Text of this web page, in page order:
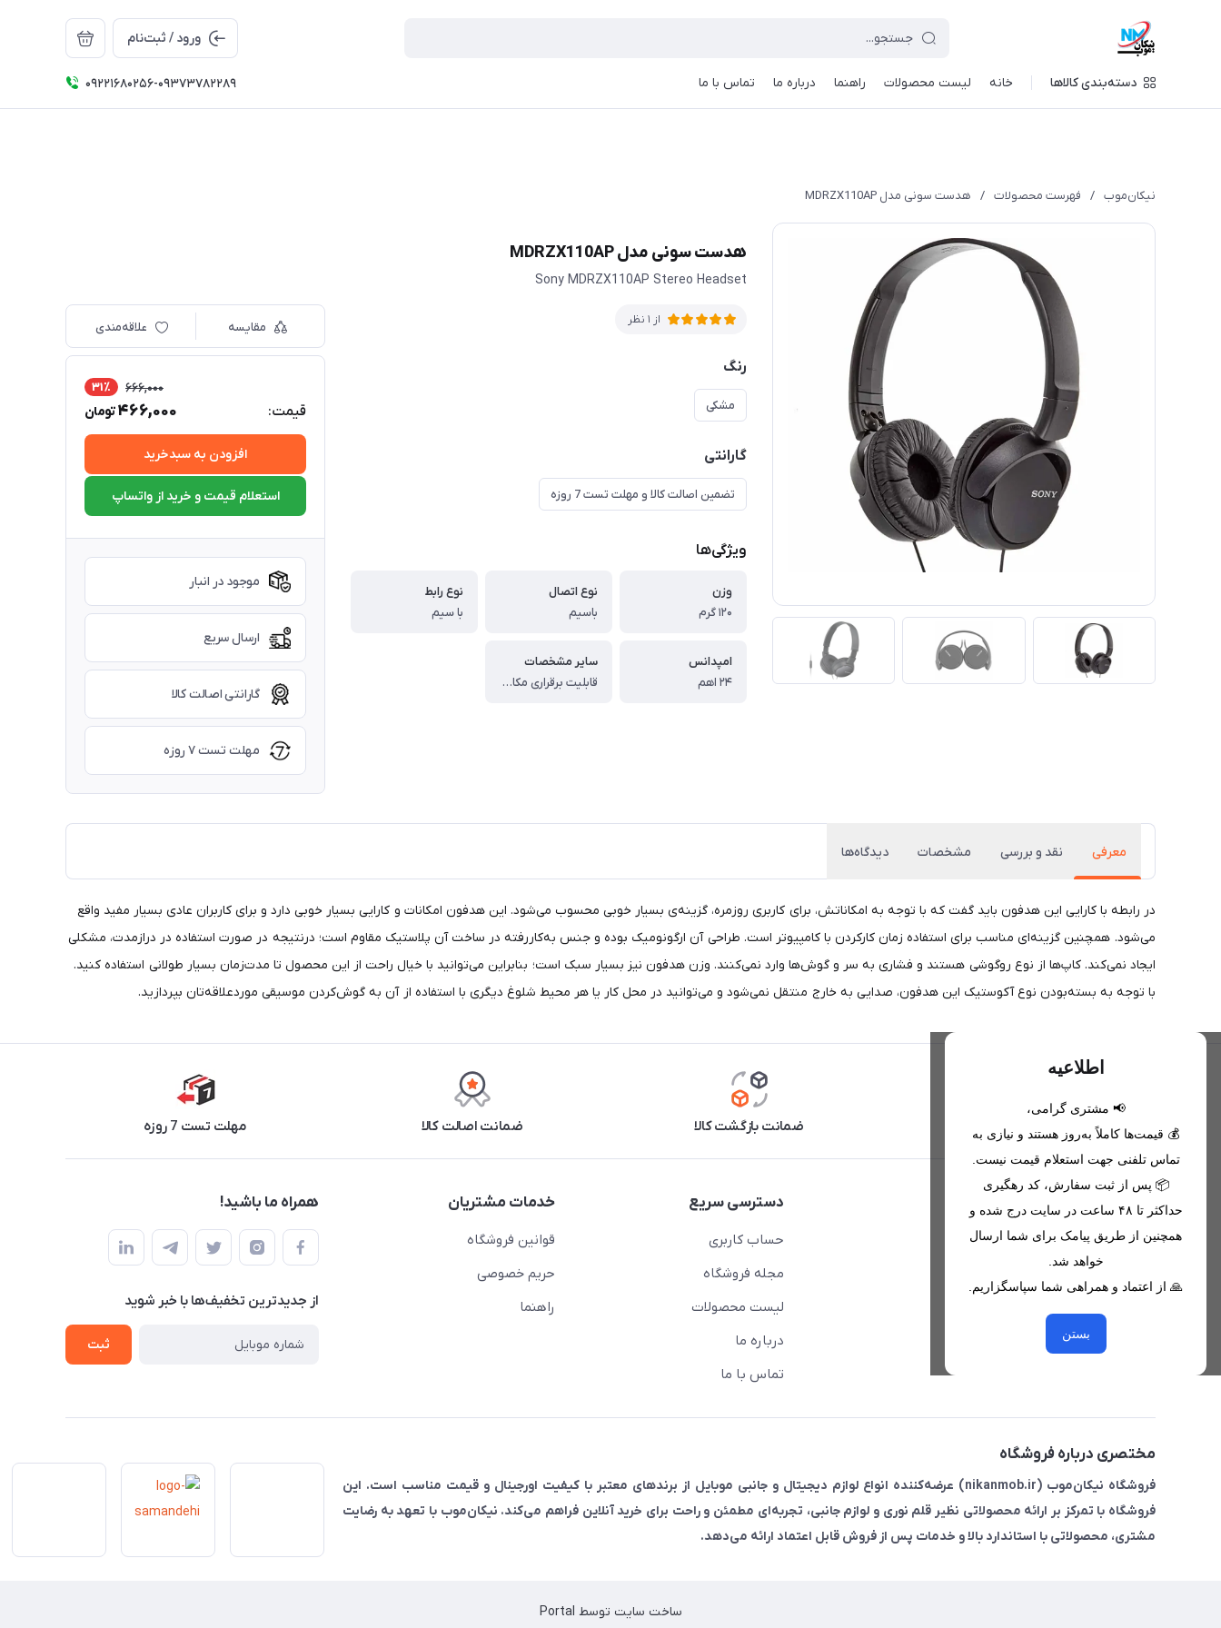
ورود / ثبت‌نام
دسته‌بندی کالاها خانه لیست محصولات راهنما درباره ما تماس با ما 09221680256-09373782289
نیکان‌موب / فهرست محصولات / هدست سونی مدل MDRZX110AP
هدست سونی مدل MDRZX110AP
Sony MDRZX110AP Stereo Headset
از 1 نظر
رنگ
مشکی
گارانتی
تضمین اصالت کالا و مهلت تست 7 روزه
ویژگی‌ها
وزن
۱۲۰ گرم
نوع اتصال
باسیم
نوع رابط
با سیم
امپدانس
۲۴ اهم
سایر مشخصات
قابلیت برقراری مکالمه تلفنی
مقایسه علاقه‌مندی
قیمت:
666,000 31٪
466,000تومان
افزودن به سبدخرید
استعلام قیمت و خرید از واتساپ
موجود در انبار
ارسال سریع
گارانتی اصالت کالا
مهلت تست ۷ روزه
معرفی نقد و بررسی مشخصات دیدگاه‌ها
در رابطه با کارایی این هدفون باید گفت که با توجه به امکاناتش، برای کاربری روزمره، گزینه‌ی بسیار خوبی محسوب می‌شود. این هدفون امکانات و کارایی بسیار خوبی دارد و برای کاربران عادی بسیار مفید واقع
می‌شود. همچنین گزینه‌ای مناسب برای استفاده زمان کارکردن با کامپیوتر است. طراحی آن ارگونومیک بوده و جنس به‌کاررفته در ساخت آن پلاستیک مقاوم است؛ درنتیجه در صورت استفاده در درازمدت، مشکلی
ایجاد نمی‌کند. کاپ‌ها از نوع روگوشی هستند و فشاری به سر و گوش‌ها وارد نمی‌کنند. وزن هدفون نیز بسیار سبک است؛ بنابراین می‌توانید با خیال راحت از این محصول تا مدت‌زمان بسیار طولانی استفاده کنید.
با توجه به بسته‌بودن نوع آکوستیک این هدفون، صدایی به خارج منتقل نمی‌شود و می‌توانید در محل کار یا هر محیط شلوغ دیگری با استفاده از آن به گوش‌کردن موسیقی موردعلاقه‌تان بپردازید.
اطلاعیه
📢 مشتری گرامی،
💰 قیمت‌ها کاملاً به‌روز هستند و نیازی به
تماس تلفنی جهت استعلام قیمت نیست.
📦 پس از ثبت سفارش، کد رهگیری
حداکثر تا ۴۸ ساعت در سایت درج شده و
همچنین از طریق پیامک برای شما ارسال
خواهد شد.
🙏 از اعتماد و همراهی شما سپاسگزاریم.
بستن
تحویل اکسپرس(با هماهنگی) ضمانت بازگشت کالا ضمانت اصالت کالا مهلت تست 7 روزه
اطلاعات تماس
09221680256 - 09373782289
nikanmobstore@gmail.com
دسترسی سریع
حساب کاربری
مجله فروشگاه
لیست محصولات
درباره ما
تماس با ما
خدمات مشتریان
قوانین فروشگاه
حریم خصوصی
راهنما
همراه ما باشید!
از جدید‌ترین تخفیف‌ها با‌ خبر شوید
ثبت
مختصری درباره فروشگاه
فروشگاه نیکان‌موب (nikanmob.ir) عرضه‌کننده انواع لوازم دیجیتال و جانبی موبایل از برندهای معتبر با کیفیت اورجینال و قیمت مناسب است. این
فروشگاه با تمرکز بر ارائه محصولاتی نظیر قلم نوری و لوازم جانبی، تجربه‌ای مطمئن و راحت برای خرید آنلاین فراهم می‌کند. نیکان‌موب با تعهد به رضایت
مشتری، محصولاتی با استاندارد بالا و خدمات پس از فروش قابل اعتماد ارائه می‌دهد.
ساخت سایت توسط Portal